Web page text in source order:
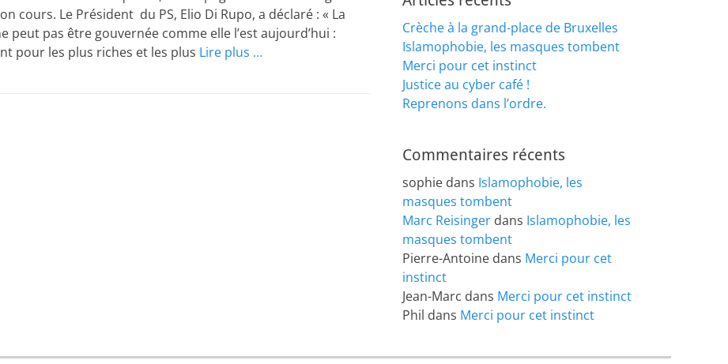
cours. Le Président du PS, Elio Di Rupo, a déclaré : « La
peut pas être gouvernée comme elle l’est aujourd’hui :
pour les plus riches et les plus Lire plus …
Crèche à la grand-place de Bruxelles
Islamophobie, les masques tombent
Merci pour cet instinct
Justice au cyber café !
Reprenons dans l’ordre.
Commentaires récents
sophie dans Islamophobie, les
masques tombent
Marc Reisinger dans Islamophobie, les
masques tombent
Pierre-Antoine dans Merci pour cet
instinct
Jean-Marc dans Merci pour cet instinct
Phil dans Merci pour cet instinct